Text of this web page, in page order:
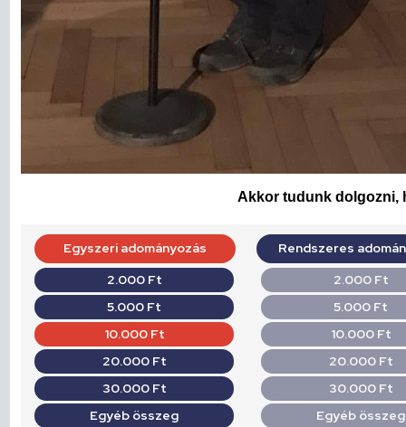
Akkor tudunk dolgozni,